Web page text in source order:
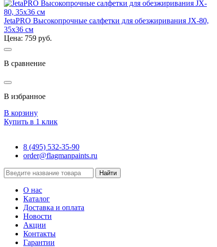
JetaPRO Высокопрочные салфетки для обезжиривания JX-80,
35x36 см
Цена: 759 руб.
В сравнение
В избранное
В корзину
Купить в 1 клик
8 (495) 532-35-90
order@flagmanpaints.ru
Найти
О нас
Каталог
Доставка и оплата
Новости
Акции
Контакты
Гарантии